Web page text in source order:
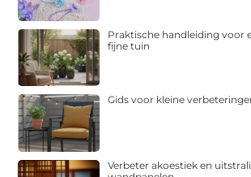
Praktische handleiding voor
fijne tuin
Gids voor kleine
Verbeter akoestiek en